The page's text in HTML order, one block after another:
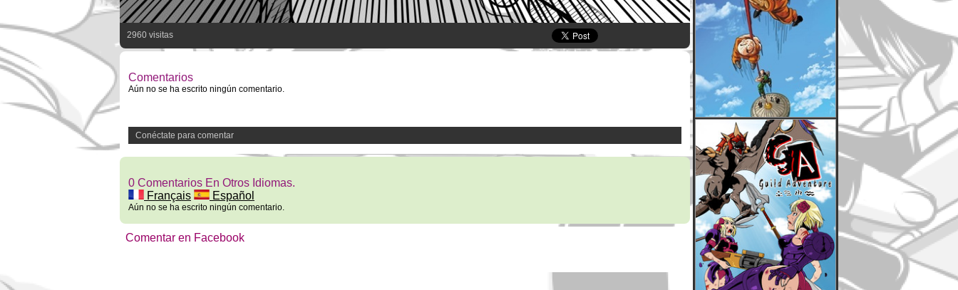
2960 visitas
Comentarios
Aún no se ha escrito ningún comentario.
Conéctate para comentar
0 Comentarios En Otros Idiomas.
Français
Español
Aún no se ha escrito ningún comentario.
Comentar en Facebook